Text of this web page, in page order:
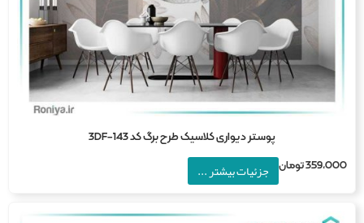
پوستر دیواری کلاسیک طرح برگ کد 3DF-143
تومان جزئیات بیشتر ...